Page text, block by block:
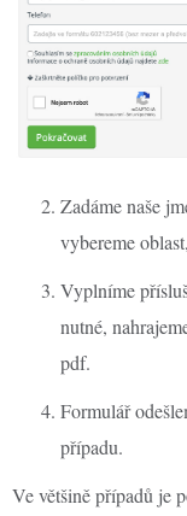
Zadáme naše
vybereme
Vyplníme
nutné,
pdf.
Formulář
případu.
Ve většině případů je